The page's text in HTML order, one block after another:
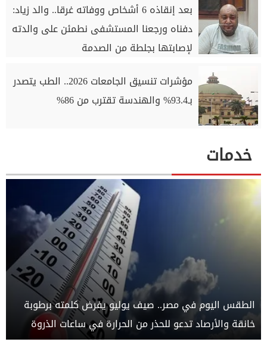
بعد إنقاذه 6 أشخاص ووفاته غرقا.. والد زياد:
دفناه ورجعنا المستشفى نطمئن على والدته
لإصابتها بجلطة من الصدمة
مؤشرات تنسيق الجامعات 2026.. الطب يتصدر
بـ93.4% والهندسة تقترب من 86%
خدمات
الطقس اليوم في مصر.. صيف يوليو يفرض كلمته برطوبة
خانقة والأرصاد تدعو للحذر من الحرارة في ساعات الذروة